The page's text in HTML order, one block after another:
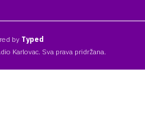
by Typed
Karlovac. Sva prava pridržana.